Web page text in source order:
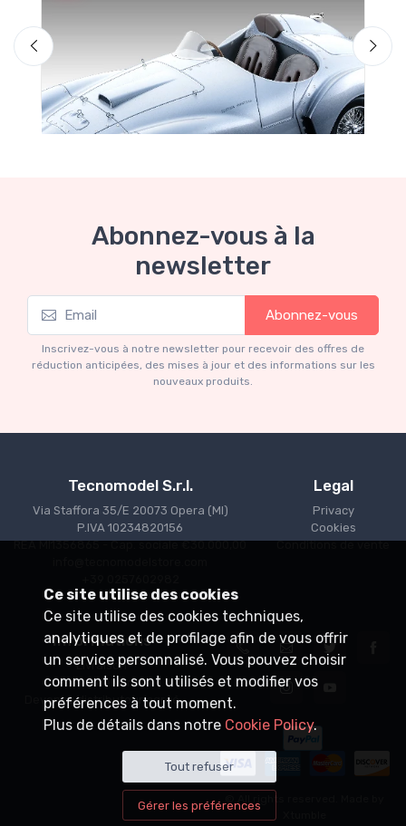
Mythos Collection 1-18
Ferrari 166 MM Abarth Metallic Silver Press
€227.05 €239.00
Abonnez-vous à la
newsletter
Abonnez-vous
Inscrivez-vous à notre newsletter pour recevoir des offres de
réduction anticipées, des mises à jour et des informations sur les
nouveaux produits.
Tecnomodel S.r.l.
Via Staffora 35/E 20073 Opera (MI)
P.IVA 10234820156
REA MI1356865 - Cap. sociale €30.000,00
Legal
Privacy
Cookies
Conditions de vente
Informations
Livraison
Points de vente
Devenez distributeur agréé
Ce site utilise des cookies
Ce site utilise des cookies techniques,
analytiques et de profilage afin de vous offrir
un service personnalisé. Vous pouvez choisir
comment ils sont utilisés et modifier vos
préférences à tout moment.
Plus de détails dans notre Cookie Policy.
Tout refuser
Gérer les préférences